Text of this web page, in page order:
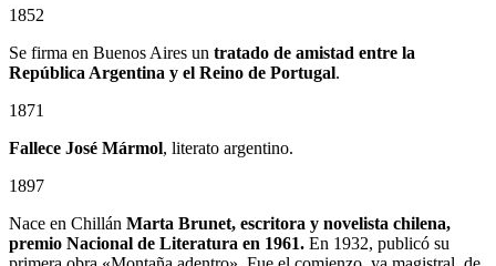
1852
Se firma en Buenos Aires un tratado de amistad entre la
República Argentina y el Reino de Portugal.
1871
Fallece José Mármol, literato argentino.
1897
Nace en Chillán Marta Brunet, escritora y novelista chilena,
premio Nacional de Literatura en 1961. En 1932, publicó su